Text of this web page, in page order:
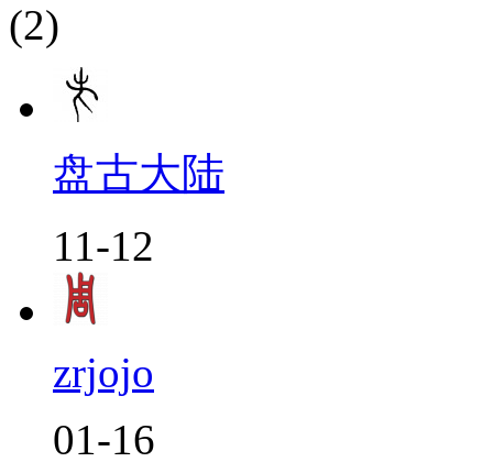
(2)
盘古大陆
11-12
zrjojo
01-16